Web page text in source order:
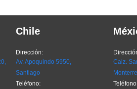
Chile
Dirección:
Av. Apoquindo 5950,
Santiago
Teléfono:
Calz.